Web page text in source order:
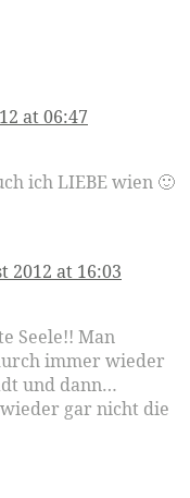
at 06:47
ich LIEBE wien 🙂
2012 at 16:03
Seele!! Man
immer wieder
und dann…
gar nicht die